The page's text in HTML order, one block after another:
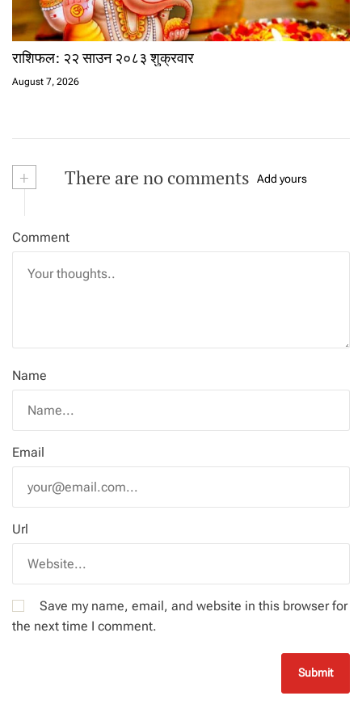
राशिफल: २२ साउन २०८३ शुक्रवार
August 7, 2026
+ There are no comments Add yours
Comment
Name
Email
Url
Save my name, email, and website in this browser for
the next time I comment.